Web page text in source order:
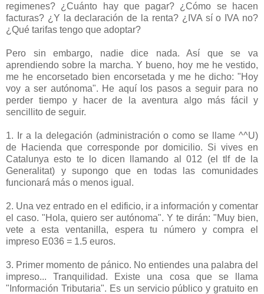
regimenes? ¿Cuánto hay que pagar? ¿Cómo se hacen
facturas? ¿Y la declaración de la renta? ¿IVA sí o IVA no?
¿Qué tarifas tengo que adoptar?
Pero sin embargo, nadie dice nada. Así que se va
aprendiendo sobre la marcha. Y bueno, hoy me he vestido,
me he encorsetado bien encorsetada y me he dicho: "Hoy
voy a ser autónoma". He aquí los pasos a seguir para no
perder tiempo y hacer de la aventura algo más fácil y
sencillito de seguir.
1. Ir a la delegación (administración o como se llame ^^U)
de Hacienda que corresponde por domicilio. Si vives en
Catalunya esto te lo dicen llamando al 012 (el tlf de la
Generalitat) y supongo que en todas las comunidades
funcionará más o menos igual.
2. Una vez entrado en el edificio, ir a información y comentar
el caso. "Hola, quiero ser autónoma". Y te dirán: "Muy bien,
vete a esta ventanilla, espera tu número y compra el
impreso E036 = 1.5 euros.
3. Primer momento de pánico. No entiendes una palabra del
impreso... Tranquilidad. Existe una cosa que se llama
"Información Tributaria". Es un servicio público y gratuito en